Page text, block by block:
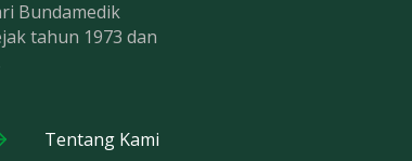
Bundamedik
tahun 1973 dan
Tentang Kami